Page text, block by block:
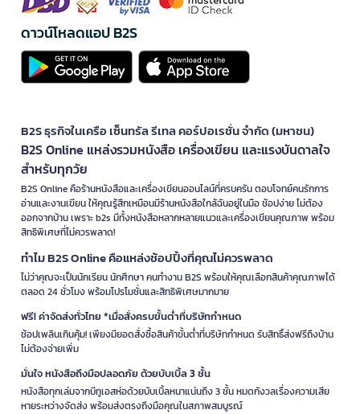
ดาวน์โหลดแอป B2S
B2S ธุรกิจในเครือ เซ็นทรัล รีเทล คอร์ปอเรชั่น จำกัด (มหาชน)
B2S Online แหล่งรวมหนังสือ เครื่องเขียน และแรงบันดาลใจ
สำหรับทุกวัย
B2S Online คือร้านหนังสือและเครื่องเขียนออนไลน์ที่ครบครัน ตอบโจทย์คนรักการ
อ่านและงานเขียน ให้คุณรู้สึกเหมือนมีร้านหนังสือใกล้ฉันอยู่ในมือ ช้อปง่าย ไม่ต้อง
ออกจากบ้าน เพราะ b2s มีทั้งหนังสือหลากหลายแนวและเครื่องเขียนคุณภาพ พร้อม
สิทธิพิเศษที่ไม่ควรพลาด!
ทำไม B2S Online คือแหล่งช้อปปิ้งที่คุณไม่ควรพลาด
ไม่ว่าคุณจะเป็นนักเรียน นักศึกษา คนทำงาน B2S พร้อมให้คุณเลือกสินค้าคุณภาพได้
ตลอด 24 ชั่วโมง พร้อมโปรโมชั่นและสิทธิพิเศษมากมาย
ฟรี! ค่าจัดส่งทั่วไทย *เมื่อสั่งครบขั้นต่ำที่บริษัทกำหนด
ช้อปเพลินเกินคุ้ม! เพียงมียอดสั่งซื้อสินค้าขั้นต่ำที่บริษัทกำหนด รับสิทธิ์ส่งฟรีถึงบ้าน
ไม่ต้องจ่ายเพิ่ม
มั่นใจ หนังสือถึงมือปลอดภัย ด้วยบับเบิ้ล 3 ชั้น
หนังสือทุกเล่มจากบีทูเอสห่อด้วยบับเบิ้ลหนาแน่นถึง 3 ชั้น หมดกังวลเรื่องความเสีย
หายระหว่างจัดส่ง พร้อมส่งตรงถึงมือคุณในสภาพสมบูรณ์